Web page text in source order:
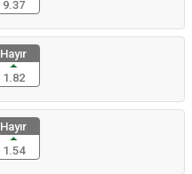
9.37
Hayır
1.82
Hayır
1.54